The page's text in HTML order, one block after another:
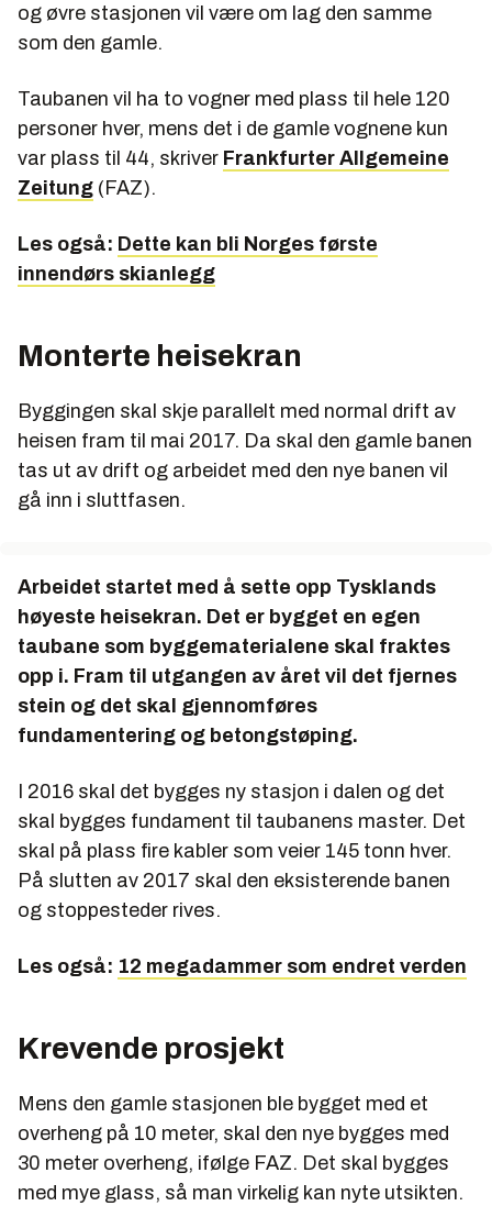
og øvre stasjonen vil være om lag den samme
som den gamle.
Taubanen vil ha to vogner med plass til hele 120
personer hver, mens det i de gamle vognene kun
var plass til 44, skriver Frankfurter Allgemeine
Zeitung (FAZ).
Les også: Dette kan bli Norges første
innendørs skianlegg
Monterte heisekran
Byggingen skal skje parallelt med normal drift av
heisen fram til mai 2017. Da skal den gamle banen
tas ut av drift og arbeidet med den nye banen vil
gå inn i sluttfasen.
Arbeidet startet med å sette opp Tysklands
høyeste heisekran. Det er bygget en egen
taubane som byggematerialene skal fraktes
opp i. Fram til utgangen av året vil det fjernes
stein og det skal gjennomføres
fundamentering og betongstøping.
I 2016 skal det bygges ny stasjon i dalen og det
skal bygges fundament til taubanens master. Det
skal på plass fire kabler som veier 145 tonn hver.
På slutten av 2017 skal den eksisterende banen
og stoppesteder rives.
Les også: 12 megadammer som endret verden
Krevende prosjekt
Mens den gamle stasjonen ble bygget med et
overheng på 10 meter, skal den nye bygges med
30 meter overheng, ifølge FAZ. Det skal bygges
med mye glass, så man virkelig kan nyte utsikten.